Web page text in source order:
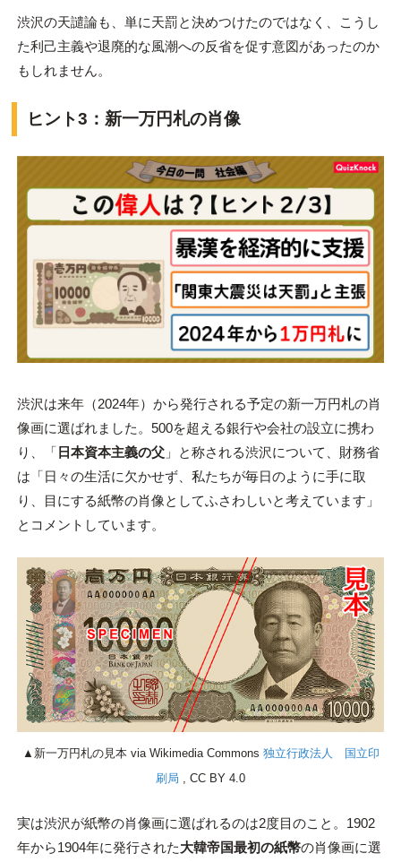
渋沢の天譴論も、単に天罰と決めつけたのではなく、こうし
た利己主義や退廃的な風潮への反省を促す意図があったのか
もしれません。
ヒント3：新一万円札の肖像
渋沢は来年（2024年）から発行される予定の新一万円札の肖
像画に選ばれました。500を超える銀行や会社の設立に携わ
り、「 日本資本主義の父」と称される渋沢について、財務省
は「日々の生活に欠かせず、私たちが毎日のように手に取
り、目にする紙幣の肖像としてふさわしいと考えています」
とコメントしています。
▲新一万円札の見本 via Wikimedia Commons 独立行政法人 国立印
刷局 , CC BY 4.0
実は渋沢が紙幣の肖像画に選ばれるのは2度目のこと。1902
年から1904年に発行された大韓帝国最初の紙幣の肖像画に選